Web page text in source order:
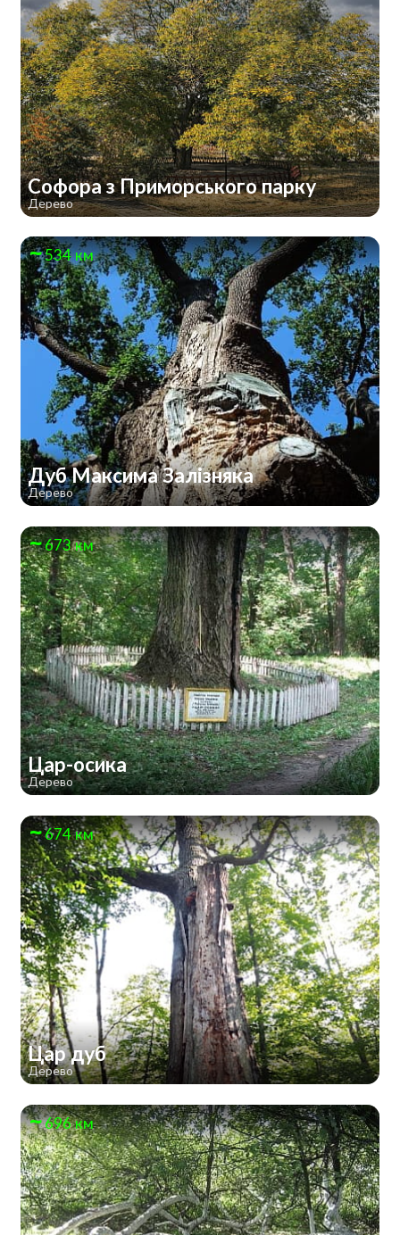
Софора з Приморського парку
Дерево
534 км
Дуб Максима Залізняка
Дерево
673 км
Цар-осика
Дерево
674 км
Цар дуб
Дерево
696 км